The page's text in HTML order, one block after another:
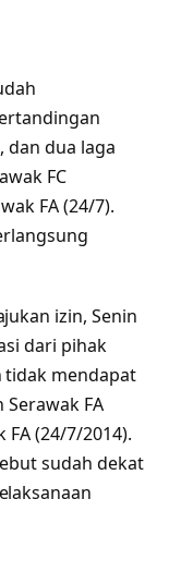
dan dua laga
FC
FA (24/7).
izin, Senin
dari pihak
tidak mendapat
FA
FA (24/7/2014).
sudah dekat